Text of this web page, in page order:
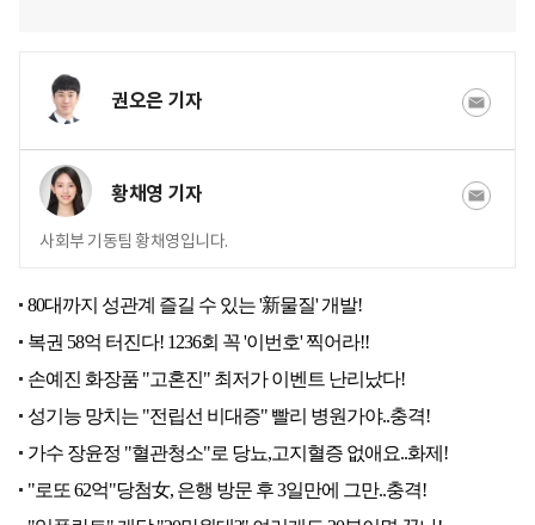
권오은 기자
황채영 기자
사회부 기동팀 황채영입니다.